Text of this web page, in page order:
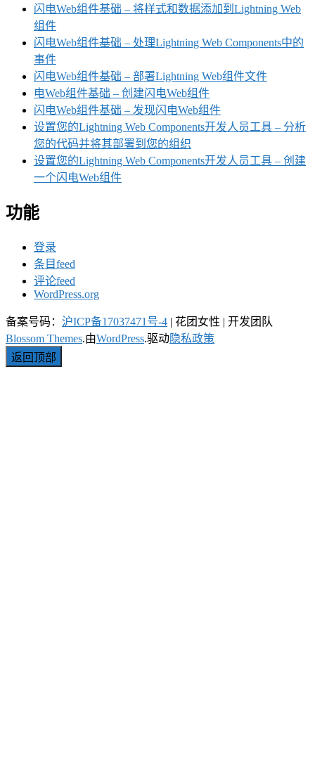
闪电Web组件基础 – 将样式和数据添加到Lightning Web
组件
闪电Web组件基础 – 处理Lightning Web Components中的
事件
闪电Web组件基础 – 部署Lightning Web组件文件
电Web组件基础 – 创建闪电Web组件
闪电Web组件基础 – 发现闪电Web组件
设置您的Lightning Web Components开发人员工具 – 分析
您的代码并将其部署到您的组织
设置您的Lightning Web Components开发人员工具 – 创建
一个闪电Web组件
功能
登录
条目feed
评论feed
WordPress.org
备案号码： 沪ICP备17037471号-4 | 花团女性 | 开发团队
Blossom Themes.由WordPress.驱动隐私政策
返回顶部